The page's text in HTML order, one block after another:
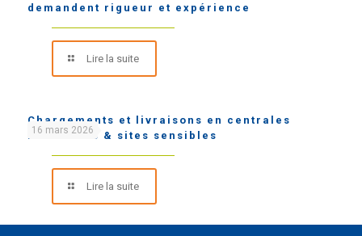
demandent rigueur et expérience
Lire la suite
16 mars 2026
Chargements et livraisons en centrales
nucléaires & sites sensibles
Lire la suite